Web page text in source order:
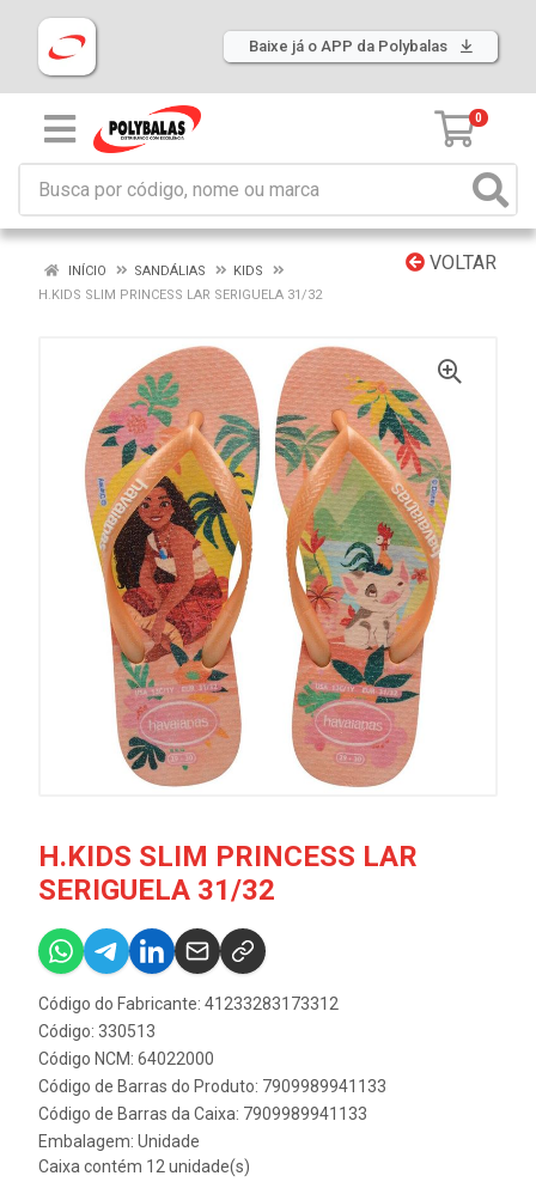
Baixe já o APP da Polybalas
0
VOLTAR
INÍCIO SANDÁLIAS
KIDS
H.KIDS SLIM PRINCESS LAR SERIGUELA 31/32
H.KIDS SLIM PRINCESS LAR
SERIGUELA 31/32
Código do Fabricante: 41233283173312
Código: 330513
Código NCM: 64022000
Código de Barras do Produto: 7909989941133
Código de Barras da Caixa: 7909989941133
Embalagem: Unidade
Caixa contém 12 unidade(s)